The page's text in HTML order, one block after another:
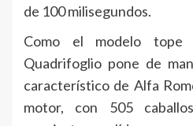
de 100 milisegundos.
Como el modelo tope
Quadrifoglio pone de
característico de Alfa
motor, con 505